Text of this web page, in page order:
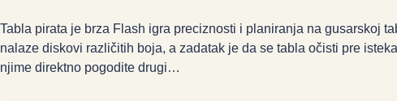
Tabla pirata je brza Flash igra preciznosti i planiranja na gusarskoj
nalaze diskovi različitih boja, a zadatak je da se tabla očisti pre
njime direktno pogodite drugi…